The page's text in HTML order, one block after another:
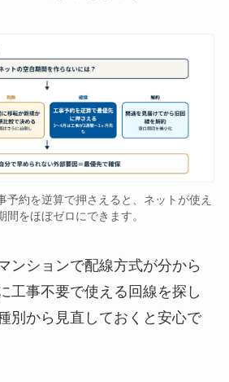
予約を逆算で押さえると、ネットが使え
間をほぼゼロにできます。
ンションで配線方式が分から
工事不要で使える回線を探し
別から見直しておくと安心で